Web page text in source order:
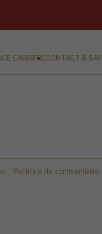
CARRIÈRECONTACT & SAV
Politique de confidentialité